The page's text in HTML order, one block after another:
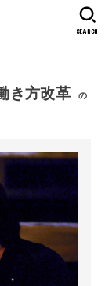
SEARCH
き方改革 の